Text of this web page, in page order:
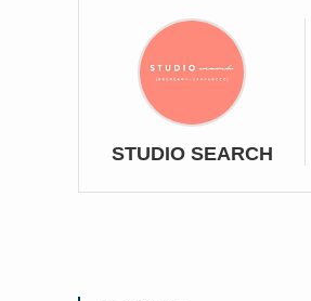
STUDIO SEARCH